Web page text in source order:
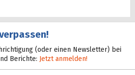
(oder einen Newsletter) bei
Berichte: Jetzt anmelden!